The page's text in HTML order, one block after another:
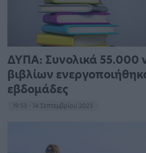
ΔΥΠΑ: Συνολικά 55.000
βιβλίων
εβδομάδες
19:53 - 14 Σεπτεμβρίου 2023